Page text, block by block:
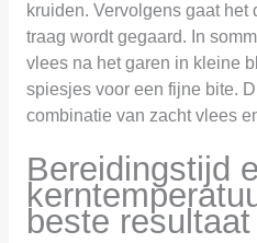
kruiden. Vervolgens gaat het
traag wordt gegaard. In
vlees na het garen in kleine
spiesjes voor een fijne bite.
combinatie van zacht vlees
Bereidingstijd
beste resultaat